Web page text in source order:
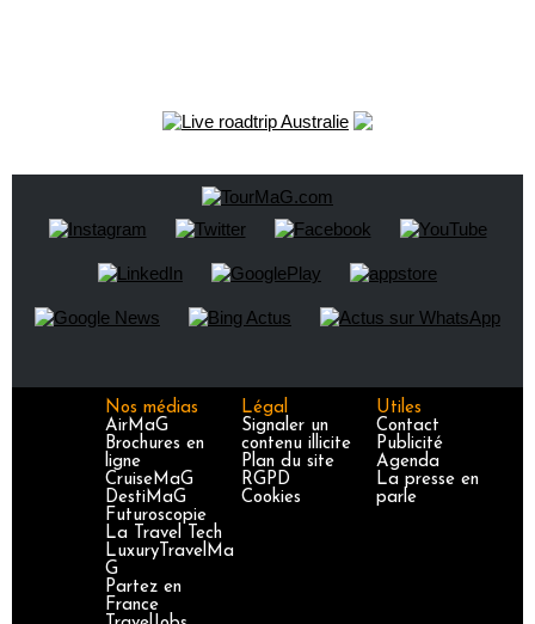
Nos médias
AirMaG
Brochures en
ligne
CruiseMaG
DestiMaG
Futuroscopie
La Travel Tech
LuxuryTravelMa
G
Partez en
France
Légal
Signaler un
contenu illicite
Plan du site
RGPD
Cookies
Utiles
Contact
Publicité
Agenda
La presse en
parle